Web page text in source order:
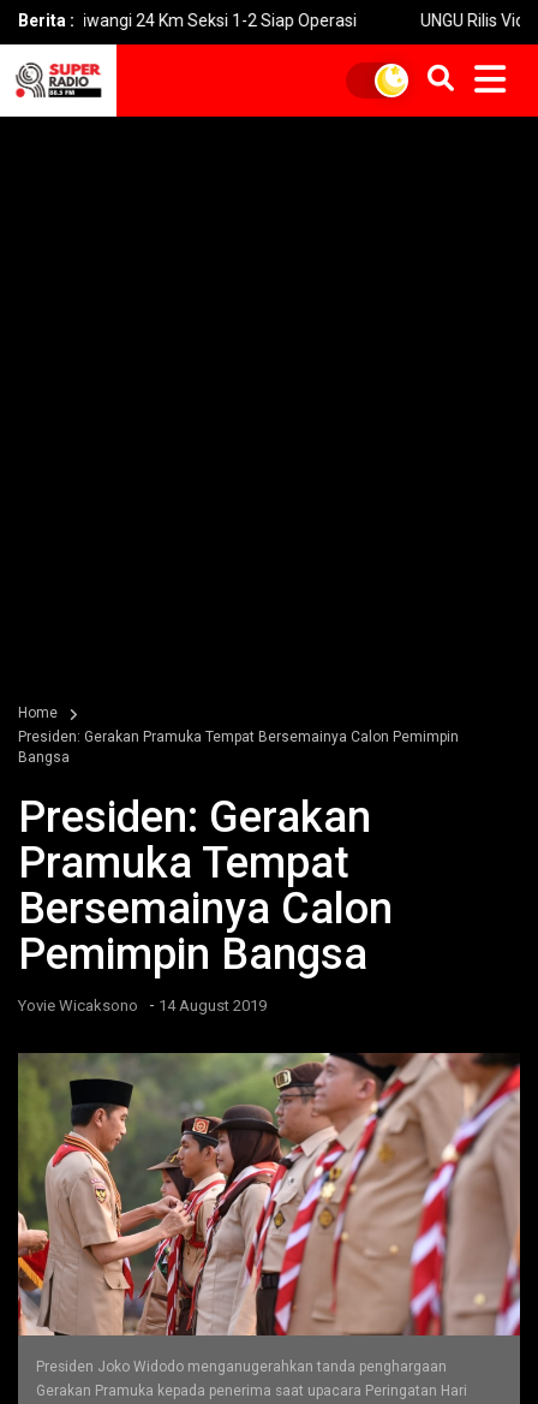
Berita :
24 Km Seksi 1-2 Siap Operasi UNGU Rilis Video Musik
Home
Presiden: Gerakan Pramuka Tempat Bersemainya Calon Pemimpin
Bangsa
Presiden: Gerakan
Pramuka Tempat
Bersemainya Calon
Pemimpin Bangsa
Yovie Wicaksono - 14 August 2019
Presiden Joko Widodo menganugerahkan tanda penghargaan
Gerakan Pramuka kepada penerima saat upacara Peringatan Hari